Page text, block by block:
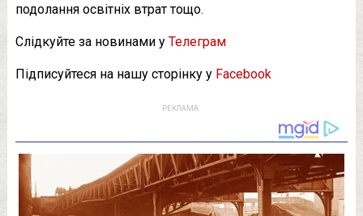
подолання освітніх втрат тощо.
Слідкуйте за новинами у Телеграм
Підписуйтеся на нашу сторінку у Facebook
РЕКЛАМА: